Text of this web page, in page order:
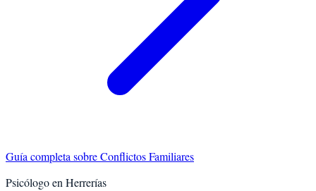
Guía completa sobreConflictos Familiares
Psicólogo en Herrerías